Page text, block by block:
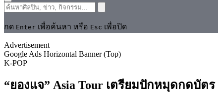
กด Enter เพื่อค้นหา หรือ Esc เพื่อปิด
Advertisement
Google Ads Horizontal Banner (Top)
K-POP
“ยองแจ” Asia Tour เตรียมปักหมุดกดบัตร